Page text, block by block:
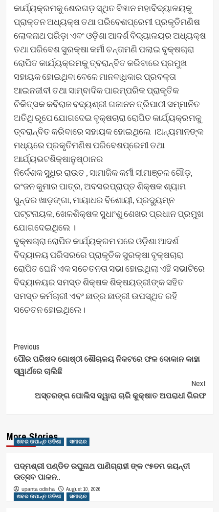
କାର୍ଯ୍ୟକ୍ରମକୁ ଶେରଗଡ଼ ସ୍ଥିତ ବିଜ୍ଞାନ ମହାବିଦ୍ୟାଳୟକୁ
ପ୍ରାକ୍ତନ ଅଧ୍ୟକ୍ଷ ତଥା ପରିବେଶପ୍ରେମୀ ପ୍ରକୃତିମଣିଷ
ଲୋକନାଥ ପରିଡ଼ା ଏବଂ ଓଡ଼ିଶା ଆଦର୍ଶ ବିଦ୍ୟାଳୟର ଅଧ୍ୟକ୍ଷ
ତଥା ପରିବେଶ ସୁରକ୍ଷା କର୍ମୀ ଚନ୍ତାମଣି ପଲାଇ ବୃକ୍ଷଚାରା
ରୋପିତ କାର୍ଯ୍ୟକ୍ରମକୁ ତ୍ବରାନ୍ବିତ କରିବାରେ ପ୍ରମୁଖ
ସହାୟକ ହୋଇଥିବା ବେଳେ ମାନବାଧିକାର ପ୍ରବକ୍ତା
ଆଇନଜୀବୀ ତଥା ସାମ୍ବାଦିକ ପାରମ୍ପରିକ ପ୍ରାକୃତିକ
ଚିକିତ୍ସକ କବିରାଜ ବଦ୍ୟଶ୍ରୀ ଗଜାନନ ତ୍ରିପାଠୀ ସମ୍ମାନିତ
ଅତିଥି ରୂପେ ଯୋଗଦେଇ ବୃକ୍ଷଚାରା ରୋପିତ କାର୍ଯ୍ୟକ୍ରମକୁ
ତ୍ବରାନ୍ବିତ କରିବାରେ ସହାୟକ ହୋଇଥିଲେ ।ଅନ୍ୟମାନଙ୍କ
ମଧ୍ୟରେ ପ୍ରକୃତିମଣିଷ ପରିବେଶପ୍ରେମୀ ତଥା
ଆର୍ଯ୍ୟଭଟଶିକ୍ଷାନୁଷ୍ଠାନର
ନିର୍ଦେଶକ ସୁଧିର ରାଉତ , ସାମାଜିକ କର୍ମୀ ସୀମାଞ୍ଚଳ ଗୌଡ଼,
ରଂଜନ କୁମାର ପାତ୍ର, ଅବସରପ୍ରାପ୍ତ ଶିକ୍ଷକ ଶ୍ୟାମ
ସୁନ୍ଦର ଖାଡ଼ଙ୍ଗା, ମାୟାଧର ବିଶୋୟୀ, ପ୍ରଦ୍ୟୁମ୍ନ
ପଟ୍ଟନାୟକ, ଖେଳଶିକ୍ଷକ ସୁଧାଂଶୁ ଶେଖର ପ୍ରଧାନ ପ୍ରମୁଖ
ଯୋଗଦେଇଥିଲେ ।
ବୃକ୍ଷଚାରା ରୋପିତ କାର୍ଯ୍ୟକ୍ରମ ପରେ ଓଡ଼ିଶା ଆଦର୍ଶ
ବିଦ୍ୟାଳୟ ପରିସରରେ ପ୍ରାକୃତିକ ସୁରକ୍ଷା ବୃକ୍ଷଚାରା
ରୋପିତ ଘେନି ଏକ ସଚେତନତା ସଭା ହୋଇଥିଲା ଏହି ସଭାଟିରେ
ବିଦ୍ୟାଳୟର ସମସ୍ତ ଶିକ୍ଷକ ଶିକ୍ଷୟତ୍ରୀଙ୍କ ସହିତ
ସମସ୍ତ କର୍ମଚାରୀ ଏବଂ ଛାତ୍ର ଛାତ୍ରୀ ଉପସ୍ଥିତ ରହି
ସଚେତନ ହୋଇଥିଲେ।
Post
Navigation
Previous
ପୌର ପରିଷଦ ଗୋଷ୍ଠୀ ଶୌଚାଳୟ ନିକଟରେ ଫଳ ଦୋକାନ କାହା
ସ୍ୱାର୍ଥରେ ଚାଲିଛି
Next
ଅସ୍ତରଙ୍ଗ ପୋଲିସ ଦ୍ୱାରା ଚାରି କୁକ୍ଷାତ ଅପରାଧୀ ଗିରଫ
More Stories
ଖବର ଉପାନ୍ତ ଓଡିଶା ସମାଚାର
ପଦ୍ମଶ୍ରୀ ପଣ୍ଡିତ ରଘୁନାଥ ପାଣିଗ୍ରାହୀ ଙ୍କ ୯୫ତମ ଜୟନ୍ତୀ
ଉତ୍ସବ ପାଳନ..
upanta odisha
August 10, 2026
ଖବର ଉପାନ୍ତ ଓଡିଶା
ସମାଚାର